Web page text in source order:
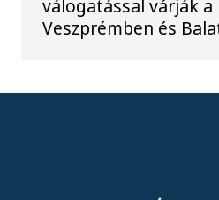
válogatással várják
Veszprémben és